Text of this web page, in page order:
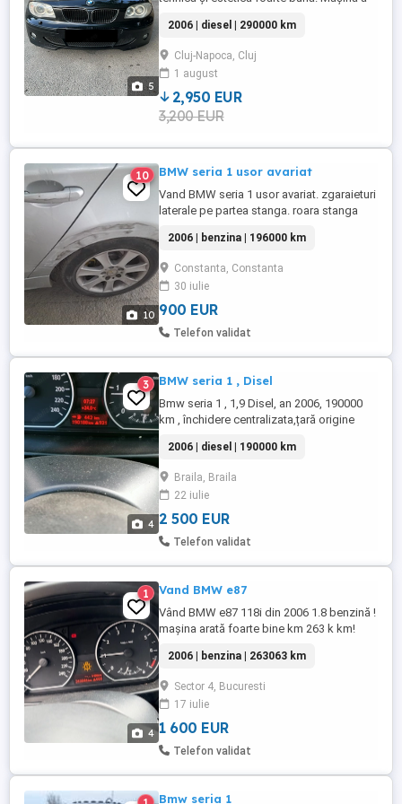
5
pentru noul proprietar. Are un istoric clar:
un singur proprietar în România în ultimii
10 ani, iar anterior a avut un singur
proprietar în Germania. Motorul de 2.0
diesel ...
2006 | diesel | 290000 km
Cluj-Napoca, Cluj
1 august
2,950 EUR
3,200 EUR
10
10 BMW seria 1 usor avariat
Vand BMW seria 1 usor avariat. zgaraieturi
laterale pe partea stanga. roara stanga
2006 | benzina | 196000 km
Constanta, Constanta
30 iulie
900 EUR
Telefon validat
4
3 BMW seria 1 , Disel
Bmw seria 1 , 1,9 Disel, an 2006, 190000
km , închidere centralizata,țară origine
2006 | diesel | 190000 km
Braila, Braila
22 iulie
2 500 EUR
Telefon validat
4
1 Vand BMW e87
Vând BMW e87 118i din 2006 1.8 benzină !
mașina arată foarte bine km 263 k km!
2006 | benzina | 263063 km
Sector 4, Bucuresti
17 iulie
1 600 EUR
Telefon validat
Bmw seria 1